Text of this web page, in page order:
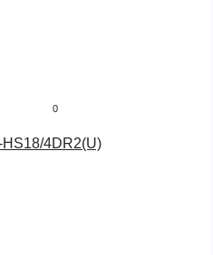
0
4DR2(U)